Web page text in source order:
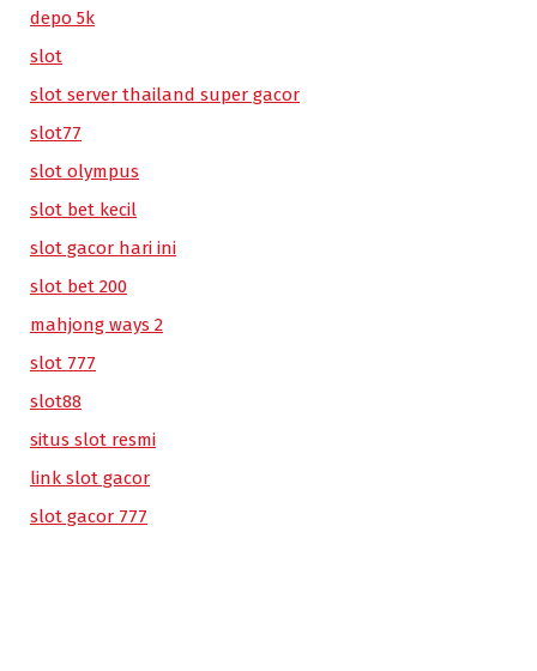
depo 5k
slot
slot server thailand super gacor
slot77
slot olympus
slot bet kecil
slot gacor hari ini
slot bet 200
mahjong ways 2
slot 777
slot88
situs slot resmi
link slot gacor
slot gacor 777